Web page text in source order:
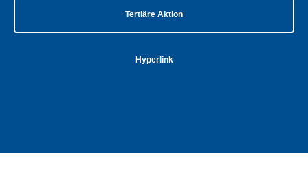
Tertiäre Aktion
Hyperlink